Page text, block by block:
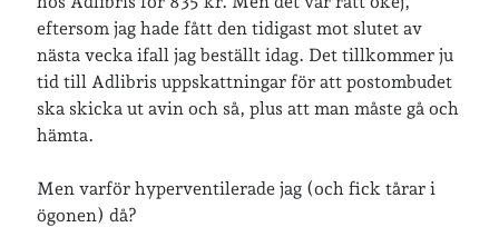
eftersom jag hade fått den tidigast mot slutet av
nästa vecka ifall jag beställt idag. Det tillkommer ju
tid till Adlibris uppskattningar för att postombudet
ska skicka ut avin och så, plus att man måste gå och
hämta.
Men varför hyperventilerade jag (och fick tårar i
ögonen) då?